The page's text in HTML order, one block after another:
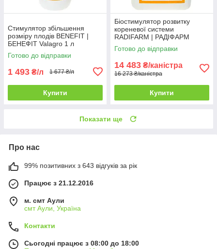
Стимулятор збільшення
розміру плодів BENEFIT |
БЕНЕФIТ Valagro 1 л
Готово до відправки
1 493 ₴/л 1 677 ₴/л
Купити
Біостимулятор розвитку
кореневої системи
RADIFARM | РАДІФАРМ
Valagro 10 л
Готово до відправки
14 483 ₴/каністра
16 273 ₴/каністра
Купити
Показати ще
Про нас
99% позитивних з 643 відгуків за рік
Працює з 21.12.2016
м. смт Аули
смт Аули, Україна
Контакти
Сьогодні працює з 08:00 до 18:00